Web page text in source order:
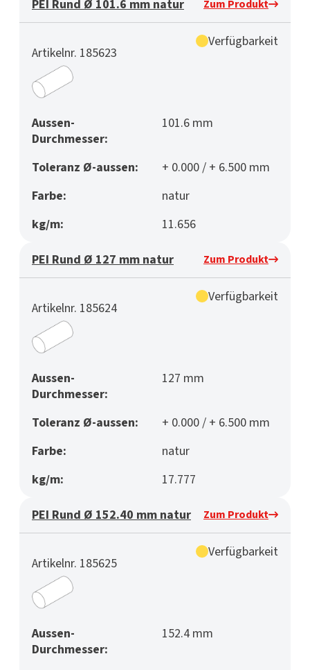
PEI Rund Ø 101.6 mm natur Zum Produkt
Artikelnr. 185623
Verfügbarkeit
Aussen-
Durchmesser:
101.6 mm
Toleranz Ø-aussen:
+ 0.000 / + 6.500 mm
Farbe:
natur
kg/m:
11.656
PEI Rund Ø 127 mm natur Zum Produkt
Artikelnr. 185624
Verfügbarkeit
Aussen-
Durchmesser:
127 mm
Toleranz Ø-aussen:
+ 0.000 / + 6.500 mm
Farbe:
natur
kg/m:
17.777
PEI Rund Ø 152.40 mm natur Zum Produkt
Artikelnr. 185625
Verfügbarkeit
Aussen-
Durchmesser:
152.4 mm